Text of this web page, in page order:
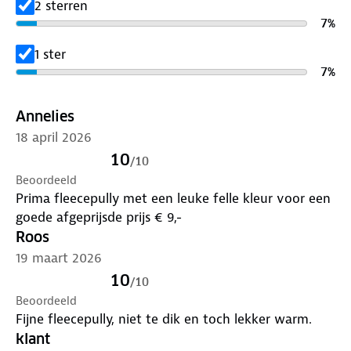
2 sterren
7%
1 ster
7%
Annelies
18 april 2026
10/10
Beoordeeld
Prima fleecepully met een leuke felle kleur voor een
goede afgeprijsde prijs € 9,-
Roos
19 maart 2026
10/10
Beoordeeld
Fijne fleecepully, niet te dik en toch lekker warm.
klant